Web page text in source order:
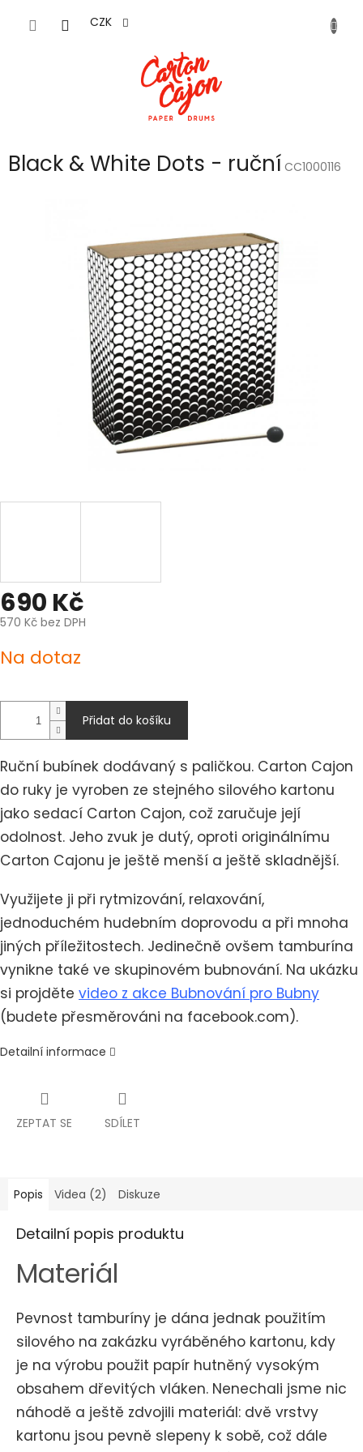
CZK
Black & White Dots - ruční CC1000116
690 Kč
570 Kč bez DPH
cena:
Na dotaz
Přidat do košíku
Ruční bubínek dodávaný s paličkou. Carton Cajon
do ruky je vyroben ze stejného silového kartonu
jako sedací Carton Cajon, což zaručuje její
odolnost. Jeho zvuk je dutý, oproti originálnímu
Carton Cajonu je ještě menší a ještě skladnější.
Využijete ji při rytmizování, relaxování,
jednoduchém hudebním doprovodu a při mnoha
jiných příležitostech. Jedinečně ovšem tamburína
vynikne také ve skupinovém bubnování. Na ukázku
si projděte video z akce Bubnování pro Bubny
(budete přesměrováni na facebook.com).
Detailní informace
ZEPTAT SE SDÍLET
Popis Videa (2) Diskuze
Detailní popis produktu
Materiál
Pevnost tamburíny je dána jednak použitím
silového na zakázku vyráběného kartonu, kdy
je na výrobu použit papír hutněný vysokým
obsahem dřevitých vláken. Nenechali jsme nic
náhodě a ještě zdvojili materiál: dvě vrstvy
kartonu jsou pevně slepeny k sobě, což dále